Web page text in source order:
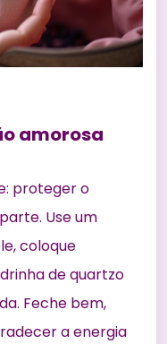
amorosa
proteger o
Use um
coloque
de quartzo
Feche bem,
a energia